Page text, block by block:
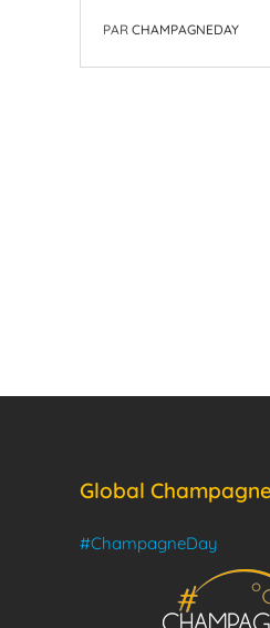
PAR CHAMPAGNEDAY
Global
#ChampagneDay